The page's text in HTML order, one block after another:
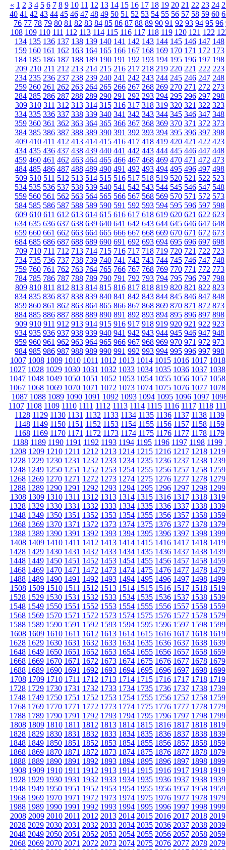
« 1 2 3 4 5 6 7 8 9 10 11 12 13 14 15 16 17 18 19 20 21 22 23 24
40 41 42 43 44 45 46 47 48 49 50 51 52 53 54 55 56 57 58 59 60
76 77 78 79 80 81 82 83 84 85 86 87 88 89 90 91 92 93 94 95 96
108 109 110 111 112 113 114 115 116 117 118 119 120 121 122
134 135 136 137 138 139 140 141 142 143 144 145 146 147 148
159 160 161 162 163 164 165 166 167 168 169 170 171 172 173
184 185 186 187 188 189 190 191 192 193 194 195 196 197 198
209 210 211 212 213 214 215 216 217 218 219 220 221 222 223
234 235 236 237 238 239 240 241 242 243 244 245 246 247 248
259 260 261 262 263 264 265 266 267 268 269 270 271 272 273
284 285 286 287 288 289 290 291 292 293 294 295 296 297 298
309 310 311 312 313 314 315 316 317 318 319 320 321 322 323
334 335 336 337 338 339 340 341 342 343 344 345 346 347 348
359 360 361 362 363 364 365 366 367 368 369 370 371 372 373
384 385 386 387 388 389 390 391 392 393 394 395 396 397 398
409 410 411 412 413 414 415 416 417 418 419 420 421 422 423
434 435 436 437 438 439 440 441 442 443 444 445 446 447 448
459 460 461 462 463 464 465 466 467 468 469 470 471 472 473
484 485 486 487 488 489 490 491 492 493 494 495 496 497 498
509 510 511 512 513 514 515 516 517 518 519 520 521 522 523
534 535 536 537 538 539 540 541 542 543 544 545 546 547 548
559 560 561 562 563 564 565 566 567 568 569 570 571 572 573
584 585 586 587 588 589 590 591 592 593 594 595 596 597 598
609 610 611 612 613 614 615 616 617 618 619 620 621 622 623
634 635 636 637 638 639 640 641 642 643 644 645 646 647 648
659 660 661 662 663 664 665 666 667 668 669 670 671 672 673
684 685 686 687 688 689 690 691 692 693 694 695 696 697 698
709 710 711 712 713 714 715 716 717 718 719 720 721 722 723
734 735 736 737 738 739 740 741 742 743 744 745 746 747 748
759 760 761 762 763 764 765 766 767 768 769 770 771 772 773
784 785 786 787 788 789 790 791 792 793 794 795 796 797 798
809 810 811 812 813 814 815 816 817 818 819 820 821 822 823
834 835 836 837 838 839 840 841 842 843 844 845 846 847 848
859 860 861 862 863 864 865 866 867 868 869 870 871 872 873
884 885 886 887 888 889 890 891 892 893 894 895 896 897 898
909 910 911 912 913 914 915 916 917 918 919 920 921 922 923
934 935 936 937 938 939 940 941 942 943 944 945 946 947 948
959 960 961 962 963 964 965 966 967 968 969 970 971 972 973
984 985 986 987 988 989 990 991 992 993 994 995 996 997 998
1007 1008 1009 1010 1011 1012 1013 1014 1015 1016 1017 1018
1027 1028 1029 1030 1031 1032 1033 1034 1035 1036 1037 1038
1047 1048 1049 1050 1051 1052 1053 1054 1055 1056 1057 1058
1067 1068 1069 1070 1071 1072 1073 1074 1075 1076 1077 1078
1087 1088 1089 1090 1091 1092 1093 1094 1095 1096 1097
1107 1108 1109 1110 1111 1112 1113 1114 1115 1116 1117 1118
1128 1129 1130 1131 1132 1133 1134 1135 1136 1137 1138 1139
1148 1149 1150 1151 1152 1153 1154 1155 1156 1157 1158 1159
1168 1169 1170 1171 1172 1173 1174 1175 1176 1177 1178 1179
1188 1189 1190 1191 1192 1193 1194 1195 1196 1197 1198 1199
1208 1209 1210 1211 1212 1213 1214 1215 1216 1217 1218 1219
1228 1229 1230 1231 1232 1233 1234 1235 1236 1237 1238 1239
1248 1249 1250 1251 1252 1253 1254 1255 1256 1257 1258 1259
1268 1269 1270 1271 1272 1273 1274 1275 1276 1277 1278 1279
1288 1289 1290 1291 1292 1293 1294 1295 1296 1297 1298 1299
1308 1309 1310 1311 1312 1313 1314 1315 1316 1317 1318 1319
1328 1329 1330 1331 1332 1333 1334 1335 1336 1337 1338 1339
1348 1349 1350 1351 1352 1353 1354 1355 1356 1357 1358 1359
1368 1369 1370 1371 1372 1373 1374 1375 1376 1377 1378 1379
1388 1389 1390 1391 1392 1393 1394 1395 1396 1397 1398 1399
1408 1409 1410 1411 1412 1413 1414 1415 1416 1417 1418 1419
1428 1429 1430 1431 1432 1433 1434 1435 1436 1437 1438 1439
1448 1449 1450 1451 1452 1453 1454 1455 1456 1457 1458 1459
1468 1469 1470 1471 1472 1473 1474 1475 1476 1477 1478 1479
1488 1489 1490 1491 1492 1493 1494 1495 1496 1497 1498 1499
1508 1509 1510 1511 1512 1513 1514 1515 1516 1517 1518 1519
1528 1529 1530 1531 1532 1533 1534 1535 1536 1537 1538 1539
1548 1549 1550 1551 1552 1553 1554 1555 1556 1557 1558 1559
1568 1569 1570 1571 1572 1573 1574 1575 1576 1577 1578 1579
1588 1589 1590 1591 1592 1593 1594 1595 1596 1597 1598 1599
1608 1609 1610 1611 1612 1613 1614 1615 1616 1617 1618 1619
1628 1629 1630 1631 1632 1633 1634 1635 1636 1637 1638 1639
1648 1649 1650 1651 1652 1653 1654 1655 1656 1657 1658 1659
1668 1669 1670 1671 1672 1673 1674 1675 1676 1677 1678 1679
1688 1689 1690 1691 1692 1693 1694 1695 1696 1697 1698 1699
1708 1709 1710 1711 1712 1713 1714 1715 1716 1717 1718 1719
1728 1729 1730 1731 1732 1733 1734 1735 1736 1737 1738 1739
1748 1749 1750 1751 1752 1753 1754 1755 1756 1757 1758 1759
1768 1769 1770 1771 1772 1773 1774 1775 1776 1777 1778 1779
1788 1789 1790 1791 1792 1793 1794 1795 1796 1797 1798 1799
1808 1809 1810 1811 1812 1813 1814 1815 1816 1817 1818 1819
1828 1829 1830 1831 1832 1833 1834 1835 1836 1837 1838 1839
1848 1849 1850 1851 1852 1853 1854 1855 1856 1857 1858 1859
1868 1869 1870 1871 1872 1873 1874 1875 1876 1877 1878 1879
1888 1889 1890 1891 1892 1893 1894 1895 1896 1897 1898 1899
1908 1909 1910 1911 1912 1913 1914 1915 1916 1917 1918 1919
1928 1929 1930 1931 1932 1933 1934 1935 1936 1937 1938 1939
1948 1949 1950 1951 1952 1953 1954 1955 1956 1957 1958 1959
1968 1969 1970 1971 1972 1973 1974 1975 1976 1977 1978 1979
1988 1989 1990 1991 1992 1993 1994 1995 1996 1997 1998 1999
2008 2009 2010 2011 2012 2013 2014 2015 2016 2017 2018 2019
2028 2029 2030 2031 2032 2033 2034 2035 2036 2037 2038 2039
2048 2049 2050 2051 2052 2053 2054 2055 2056 2057 2058 2059
2068 2069 2070 2071 2072 2073 2074 2075 2076 2077 2078 2079